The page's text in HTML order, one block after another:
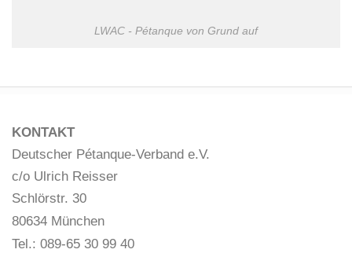
LWAC - Pétanque von Grund auf
KONTAKT
Deutscher Pétanque-Verband e.V.
c/o Ulrich Reisser
Schlörstr. 30
80634 München
Tel.: 089-65 30 99 40